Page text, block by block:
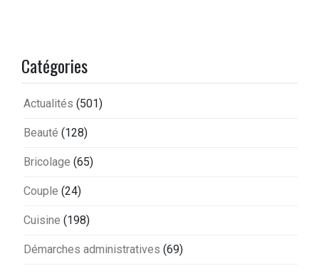
Catégories
Actualités (501)
Beauté (128)
Bricolage (65)
Couple (24)
Cuisine (198)
Démarches administratives (69)